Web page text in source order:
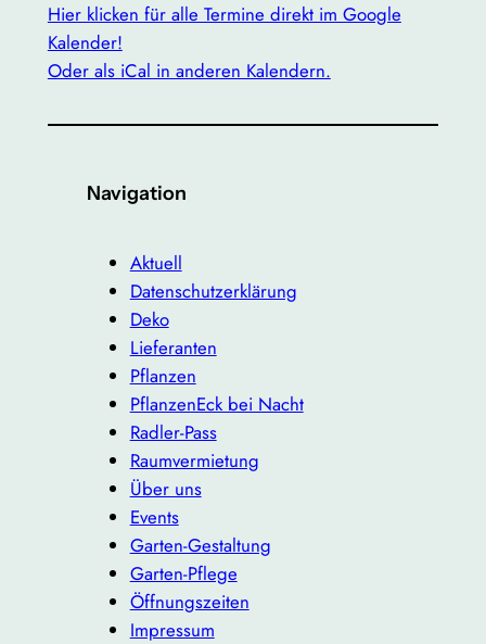
Hier klicken für alle Termine direkt im Google
Kalender!
Oder als iCal in anderen Kalendern.
Navigation
Aktuell
Datenschutzerklärung
Deko
Lieferanten
Pflanzen
PflanzenEck bei Nacht
Radler-Pass
Raumvermietung
Über uns
Events
Garten-Gestaltung
Garten-Pflege
Öffnungszeiten
Impressum